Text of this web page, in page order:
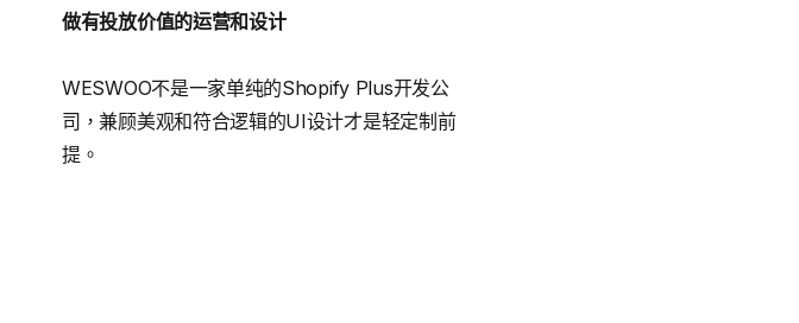
做有投放价值的运营和设计
WESWOO不是一家单纯的Shopify Plus开发公
司，兼顾美观和符合逻辑的UI设计才是轻定制前
提。